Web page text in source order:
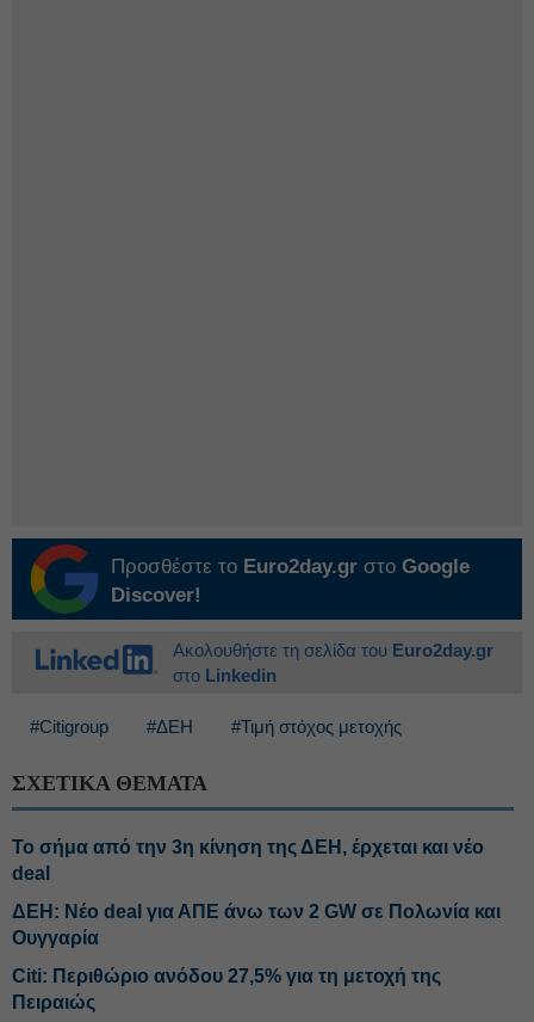
Προσθέστε το Euro2day.gr στο Google
Discover!
Ακολουθήστε τη σελίδα του Euro2day.gr
στο Linkedin
#Citigroup #ΔΕΗ #Τιμή στόχος μετοχής
ΣΧΕΤΙΚΑ ΘΕΜΑΤΑ
Το σήμα από την 3η κίνηση της ΔΕΗ, έρχεται και νέο
deal
ΔΕΗ: Νέο deal για ΑΠΕ άνω των 2 GW σε Πολωνία και
Ουγγαρία
Citi: Περιθώριο ανόδου 27,5% για τη μετοχή της
Πειραιώς